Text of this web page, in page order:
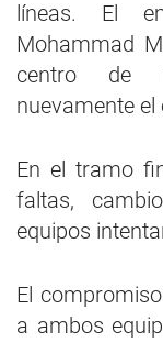
líneas. El
Mohammad
centro de
nuevamente el
En el tramo
faltas,
equipos
El
a ambos